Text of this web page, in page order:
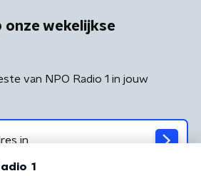
onze wekelijkse
van NPO Radio 1 in jouw